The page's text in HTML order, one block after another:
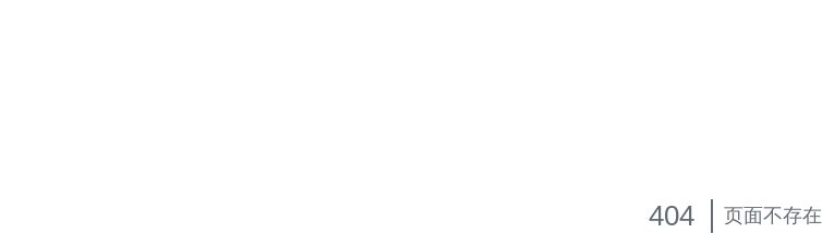
404 页面不存在